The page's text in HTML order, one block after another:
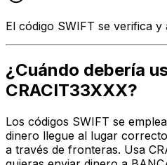
El código SWIFT se verifica
¿Cuándo debería
CRACIT33XXX?
Los códigos SWIFT se
dinero llegue al lugar
a través de fronteras. Usa